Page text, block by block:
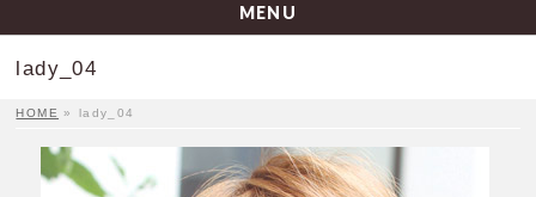
MENU
lady_04
HOME » lady_04